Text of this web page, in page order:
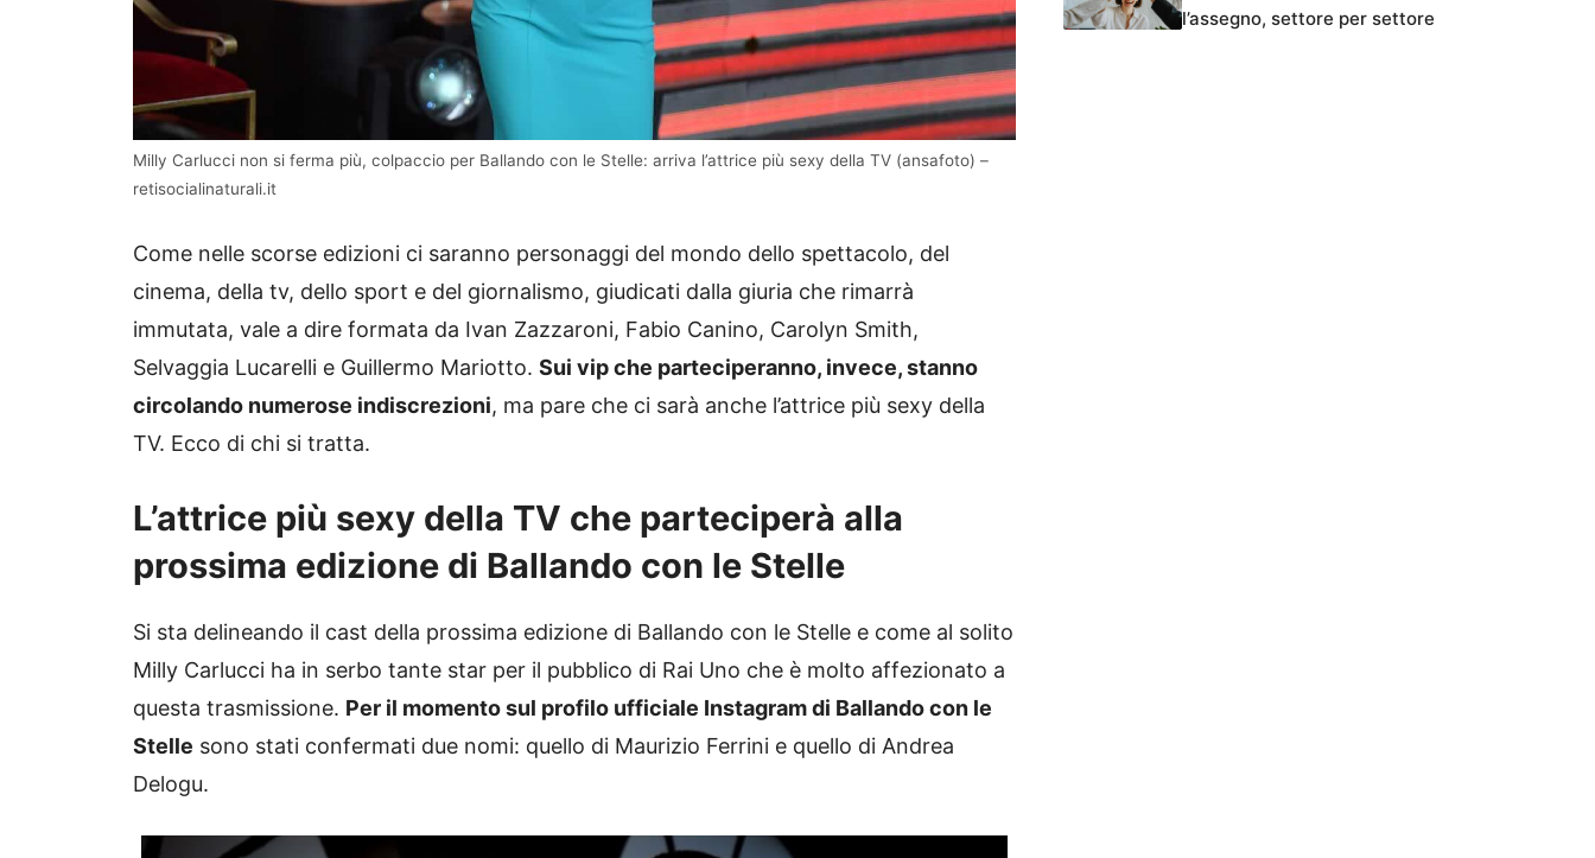
Milly Carlucci non si ferma più, colpaccio per Ballando con le Stelle: arriva l’attrice più sexy della TV (ansafoto) –
retisocialinaturali.it
Come nelle scorse edizioni ci saranno personaggi del mondo dello spettacolo, del
cinema, della tv, dello sport e del giornalismo, giudicati dalla giuria che rimarrà
immutata, vale a dire formata da Ivan Zazzaroni, Fabio Canino, Carolyn Smith,
Selvaggia Lucarelli e Guillermo Mariotto. Sui vip che parteciperanno, invece, stanno
circolando numerose indiscrezioni, ma pare che ci sarà anche l’attrice più sexy della
TV. Ecco di chi si tratta.
L’attrice più sexy della TV che parteciperà alla
prossima edizione di Ballando con le Stelle
Si sta delineando il cast della prossima edizione di Ballando con le Stelle e come al solito
Milly Carlucci ha in serbo tante star per il pubblico di Rai Uno che è molto affezionato a
questa trasmissione. Per il momento sul profilo ufficiale Instagram di Ballando con le
Stelle sono stati confermati due nomi: quello di Maurizio Ferrini e quello di Andrea
Delogu.
l’assegno, settore per settore